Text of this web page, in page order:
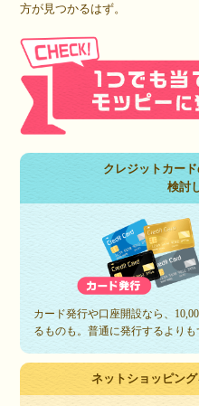
方が見つかるはず。
クレジットカー
検討
カード発行や口座開設なら、
るものも。普通に発行するよりも
ネットショッピン